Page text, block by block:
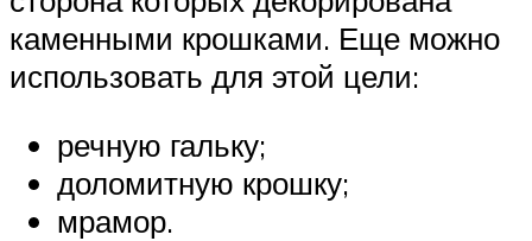
каменными крошками. Еще можно
использовать для этой цели:
речную гальку;
доломитную крошку;
мрамор.